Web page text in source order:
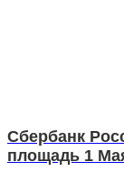
Сбербанк
площадь 1